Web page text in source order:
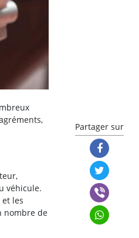
véhicule.
les
nombre de
Partager sur